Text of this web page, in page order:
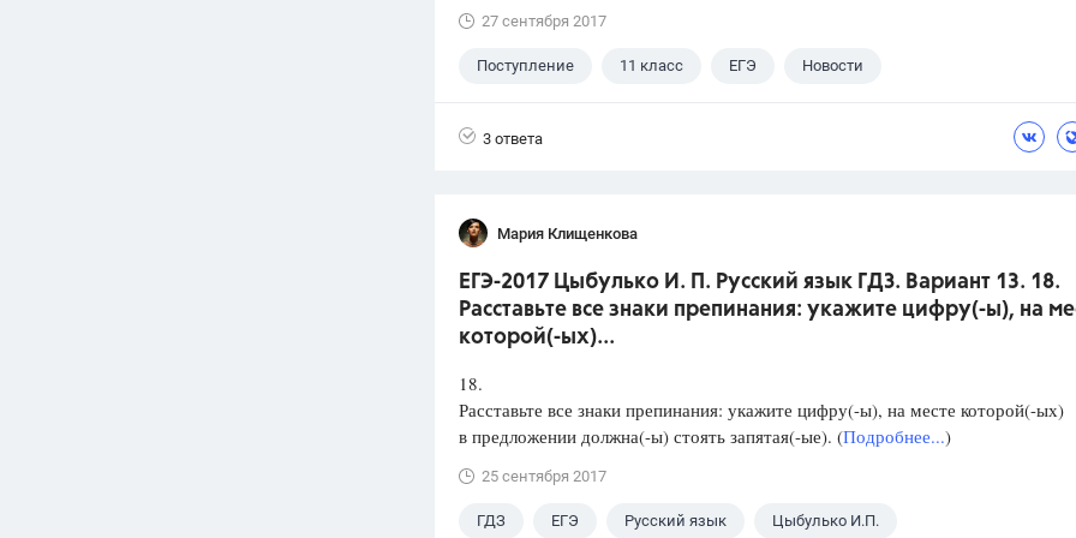
27 сентября 2017
Поступление 11 класс ЕГЭ Новости
3 ответа
Мария Клищенкова
ЕГЭ-2017 Цыбулько И. П. Русский язык ГДЗ. Вариант 13. 18.
Расставьте все знаки препинания: укажите цифру(-ы), на
которой(-ых)...
18.
Расставьте все знаки препинания: укажите цифру(-ы), на месте которой(-ых)
в предложении должна(-ы) стоять запятая(-ые). (Подробнее...)
25 сентября 2017
ГДЗ ЕГЭ Русский язык Цыбулько И.П.